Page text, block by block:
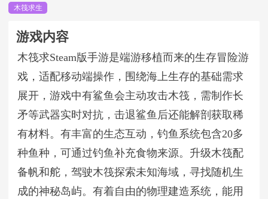
木筏求生
游戏内容
木筏求Steam版手游是端游移植而来的生存冒险游
戏，适配移动端操作，围绕海上生存的基础需求
展开，游戏中有鲨鱼会主动攻击木筏，需制作长
矛等武器实时对抗，击退鲨鱼后还能解剖获取稀
有材料。有丰富的生态互动，钓鱼系统包含20多
种鱼种，可通过钓鱼补充食物来源。升级木筏配
备帆和舵，驾驶木筏探索未知海域，寻找随机生
成的神秘岛屿。有着自由的物理建造系统，能用